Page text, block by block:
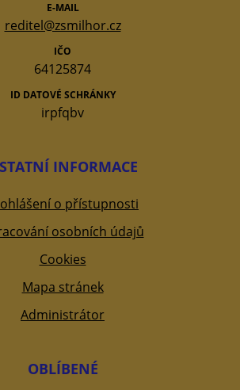
E-MAIL
reditel@zsmilhor.cz
IČO
64125874
ID DATOVÉ SCHRÁNKY
irpfqbv
INFORMACE
o přístupnosti
osobních údajů
Cookies
Mapa stránek
Administrátor
OBLÍBENÉ